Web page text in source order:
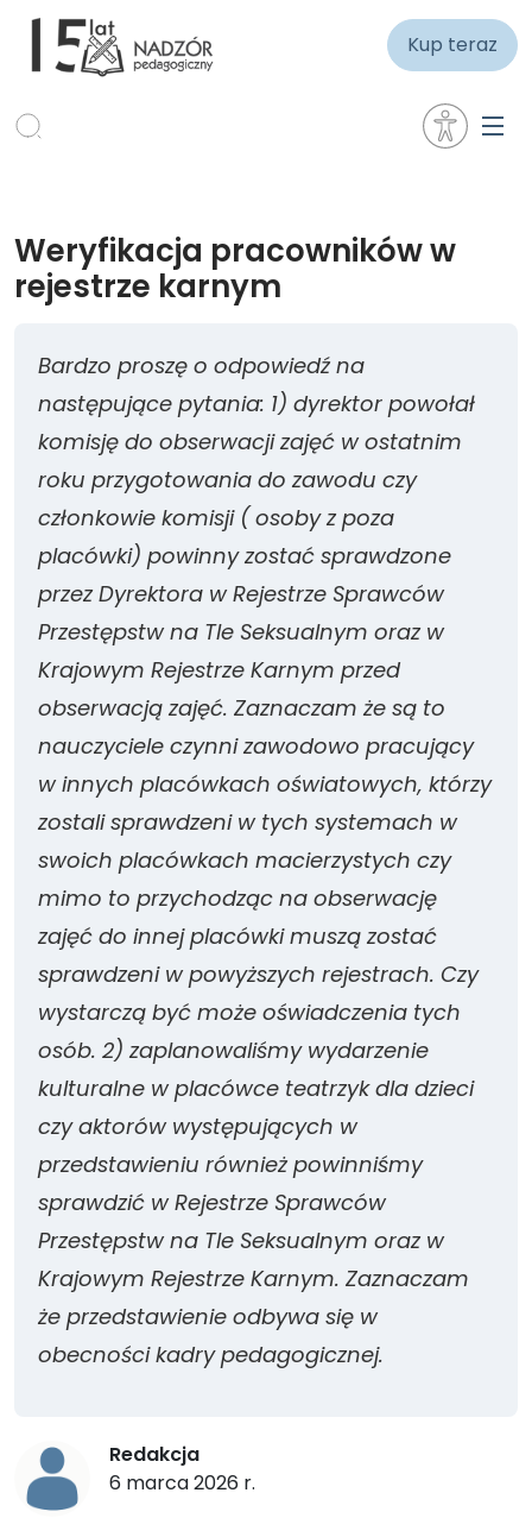
Kup teraz
Weryfikacja pracowników w
rejestrze karnym
Bardzo proszę o odpowiedź na
następujące pytania: 1) dyrektor powołał
komisję do obserwacji zajęć w ostatnim
roku przygotowania do zawodu czy
członkowie komisji ( osoby z poza
placówki) powinny zostać sprawdzone
przez Dyrektora w Rejestrze Sprawców
Przestępstw na Tle Seksualnym oraz w
Krajowym Rejestrze Karnym przed
obserwacją zajęć. Zaznaczam że są to
nauczyciele czynni zawodowo pracujący
w innych placówkach oświatowych, którzy
zostali sprawdzeni w tych systemach w
swoich placówkach macierzystych czy
mimo to przychodząc na obserwację
zajęć do innej placówki muszą zostać
sprawdzeni w powyższych rejestrach. Czy
wystarczą być może oświadczenia tych
osób. 2) zaplanowaliśmy wydarzenie
kulturalne w placówce teatrzyk dla dzieci
czy aktorów występujących w
przedstawieniu również powinniśmy
sprawdzić w Rejestrze Sprawców
Przestępstw na Tle Seksualnym oraz w
Krajowym Rejestrze Karnym. Zaznaczam
że przedstawienie odbywa się w
obecności kadry pedagogicznej.
Redakcja
6 marca 2026 r.